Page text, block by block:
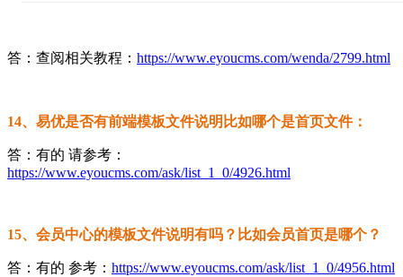
答：查阅相关教程： https://www.eyoucms.com/wenda/2799.html
14、易优是否有前端模板文件说明比如哪个是首页文件：
答：有的 请参考：
https://www.eyoucms.com/ask/list_1_0/4926.html
15、会员中心的模板文件说明有吗？比如会员首页是哪个？
答：有的 参考： https://www.eyoucms.com/ask/list_1_0/4956.html